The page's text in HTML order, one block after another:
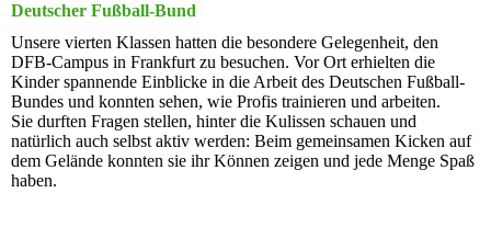
Deutscher Fußball-Bund
Unsere vierten Klassen hatten die besondere Gelegenheit, den
DFB-Campus in Frankfurt zu besuchen. Vor Ort erhielten die
Kinder spannende Einblicke in die Arbeit des Deutschen Fußball-
Bundes und konnten sehen, wie Profis trainieren und arbeiten.
Sie durften Fragen stellen, hinter die Kulissen schauen und
natürlich auch selbst aktiv werden: Beim gemeinsamen Kicken auf
dem Gelände konnten sie ihr Können zeigen und jede Menge Spaß
haben.